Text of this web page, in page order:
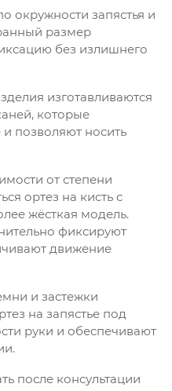
окружности запястья и
размер
без излишнего
изготавливаются
которые
позволяют носить
от степени
ортез на кисть с
жёсткая модель.
фиксируют
движение
и застежки
на запястье под
руки и обеспечивают
после консультации